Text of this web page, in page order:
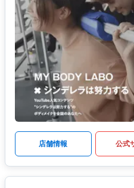
店舗情報 公式